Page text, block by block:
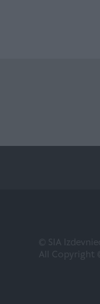
© SIA
All Copyright